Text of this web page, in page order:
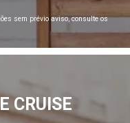
sem prévio aviso, consulte os
CRUISE